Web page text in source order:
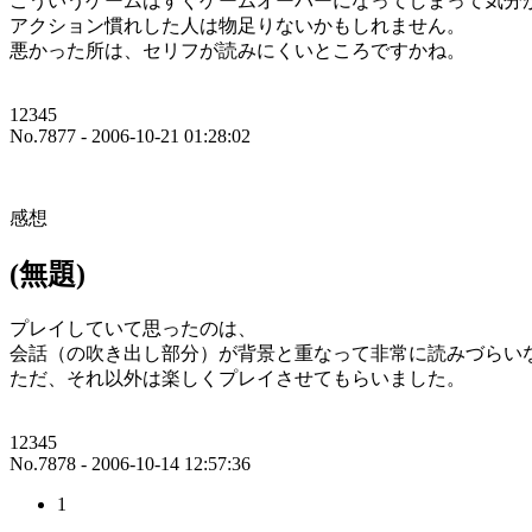
アクション慣れした人は物足りないかもしれません。
悪かった所は、セリフが読みにくいところですかね。
12345
No.7877 - 2006-10-21 01:28:02
感想
(無題)
プレイしていて思ったのは、
会話（の吹き出し部分）が背景と重なって非常に読みづらい
ただ、それ以外は楽しくプレイさせてもらいました。
12345
No.7878 - 2006-10-14 12:57:36
1